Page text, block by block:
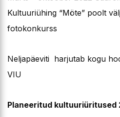
Kultuuriühing “Möte” poolt
fotokonkurss
Neljapäeviti harjutab kogu
VIU
Planeeritud kultuuriüritused